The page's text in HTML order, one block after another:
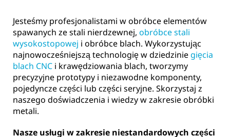
Jesteśmy profesjonalistami w obróbce elementów
spawanych ze stali nierdzewnej, obróbce stali
wysokostopowej i obróbce blach. Wykorzystując
najnowocześniejszą technologię w dziedzinie gięcia
blach CNC i krawędziowania blach, tworzymy
precyzyjne prototypy i niezawodne komponenty,
pojedyncze części lub części seryjne. Skorzystaj z
naszego doświadczenia i wiedzy w zakresie obróbki
metali.
Nasze usługi w zakresie niestandardowych części